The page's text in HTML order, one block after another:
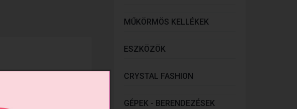
MŰKÖRMÖS KELLÉKEK
ESZKÖZÖK
CRYSTAL FASHION
GÉPEK - BERENDEZÉSEK